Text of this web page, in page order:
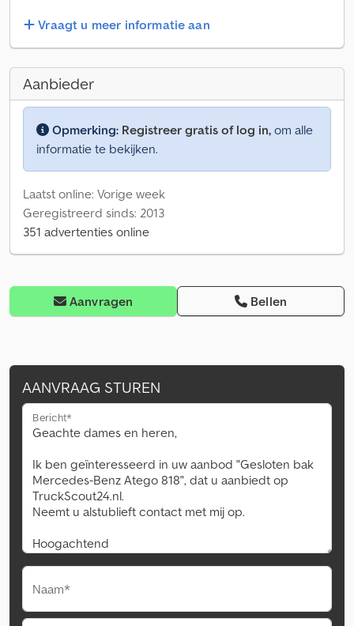
Vraagt u meer informatie aan
Aanbieder
Opmerking: Registreer gratis of log in, om alle
informatie te bekijken.
Laatst online: Vorige week
Geregistreerd sinds: 2013
351 advertenties online
Aanvragen Bellen
AANVRAAG STUREN
Bericht*
Naam*